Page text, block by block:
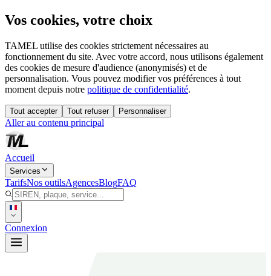
Vos cookies, votre choix
TAMEL utilise des cookies strictement nécessaires au
fonctionnement du site. Avec votre accord, nous utilisons également
des cookies de mesure d'audience (anonymisés) et de
personnalisation. Vous pouvez modifier vos préférences à tout
moment depuis notre politique de confidentialité.
Tout accepter Tout refuser Personnaliser
Aller au contenu principal
Accueil
Services
TarifsNos outilsAgencesBlogFAQ
Connexion